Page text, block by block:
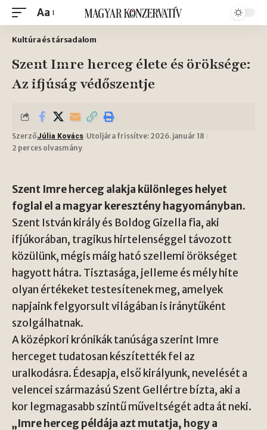
Aa
Kultúra és társadalom
Szent Imre herceg élete és öröksége:
Az ifjúság védőszentje
SzerzőJúlia Kovács Utoljára frissítve: 2026. január 18
2 perces olvasmány
Szent Imre herceg alakja különleges helyet
foglal el a magyar keresztény hagyományban.
Szent István király és Boldog Gizella fia, aki
ifjúkorában, tragikus hirtelenséggel távozott
közülünk, mégis máig ható szellemi örökséget
hagyott hátra. Tisztasága, jelleme és mély hite
olyan értékeket testesítenek meg, amelyek
napjaink felgyorsult világában is iránytűként
szolgálhatnak.
A középkori krónikák tanúsága szerint Imre
herceget tudatosan készítették fel az
uralkodásra. Édesapja, első királyunk, nevelését a
velencei származású Szent Gellértre bízta, aki a
kor legmagasabb szintű műveltségét adta át neki.
„Imre herceg példája azt mutatja, hogy a